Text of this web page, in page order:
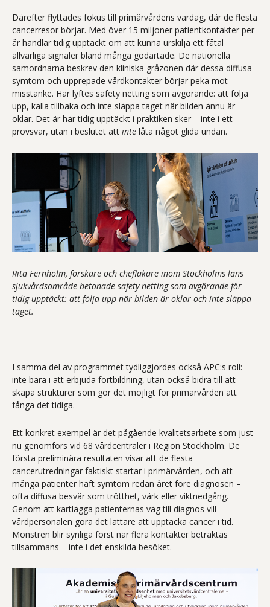
Därefter flyttades fokus till primärvårdens vardag, där de flesta
cancerresor börjar. Med över 15 miljoner patientkontakter per
år handlar tidig upptäckt om att kunna urskilja ett fåtal
allvarliga signaler bland många godartade. De nationella
samordnarna beskrev den kliniska gråzonen där dessa diffusa
symtom och upprepade vårdkontakter börjar peka mot
misstanke. Här lyftes safety netting som avgörande: att följa
upp, kalla tillbaka och inte släppa taget när bilden ännu är
oklar. Det är här tidig upptäckt i praktiken sker – inte i ett
provsvar, utan i beslutet att inte låta något glida undan.
Rita Fernholm, forskare och chefläkare inom Stockholms läns
sjukvårdsområde betonade safety netting som avgörande för
tidig upptäckt: att följa upp när bilden är oklar och inte släppa
taget.
I samma del av programmet tydliggjordes också APC:s roll:
inte bara i att erbjuda fortbildning, utan också bidra till att
skapa strukturer som gör det möjligt för primärvården att
fånga det tidiga.
Ett konkret exempel är det pågående kvalitetsarbete som just
nu genomförs vid 68 vårdcentraler i Region Stockholm. De
första preliminära resultaten visar att de flesta
cancerutredningar faktiskt startar i primärvården, och att
många patienter haft symtom redan året före diagnosen –
ofta diffusa besvär som trötthet, värk eller viktnedgång.
Genom att kartlägga patienternas väg till diagnos vill
vårdpersonalen göra det lättare att upptäcka cancer i tid.
Mönstren blir synliga först när flera kontakter betraktas
tillsammans – inte i det enskilda besöket.